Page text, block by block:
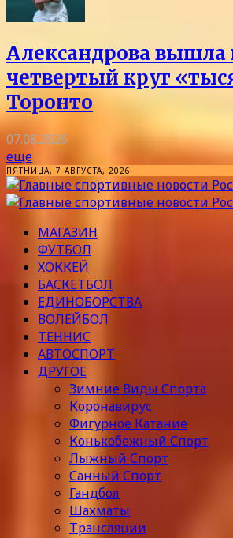
Александрова вышла
четвертый круг
Торонто
07.08.2026
еще
ПЯТНИЦА, 7 АВГУСТА, 2026
МАГАЗИН
ФУТБОЛ
ХОККЕЙ
БАСКЕТБОЛ
ЕДИНОБОРСТВА
ВОЛЕЙБОЛ
ТЕННИС
АВТОСПОРТ
ДРУГОЕ
Зимние Виды Спорта
Коронавирус
Фигурное Катание
Конькобежный Спорт
Лыжный Спорт
Санный Спорт
Гандбол
Шахматы
Трансляции